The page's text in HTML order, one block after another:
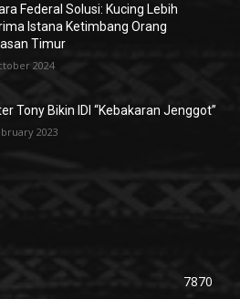
Federal Solusi: Kucing Lebih
Istana Ketimbang Orang
Timur
2024
Tony Bikin IDI “Kebakaran Jenggot”
2023
7870